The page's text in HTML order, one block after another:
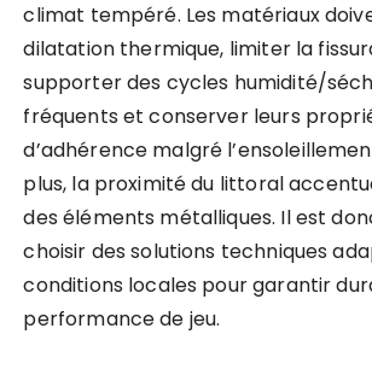
climat tempéré. Les matériaux
dilatation thermique, limiter la
supporter des cycles humidité/
fréquents et conserver leurs
d’adhérence malgré
plus, la proximité du littoral
des éléments métalliques. Il est
choisir des solutions techniques
conditions locales pour garantir
performance de jeu.